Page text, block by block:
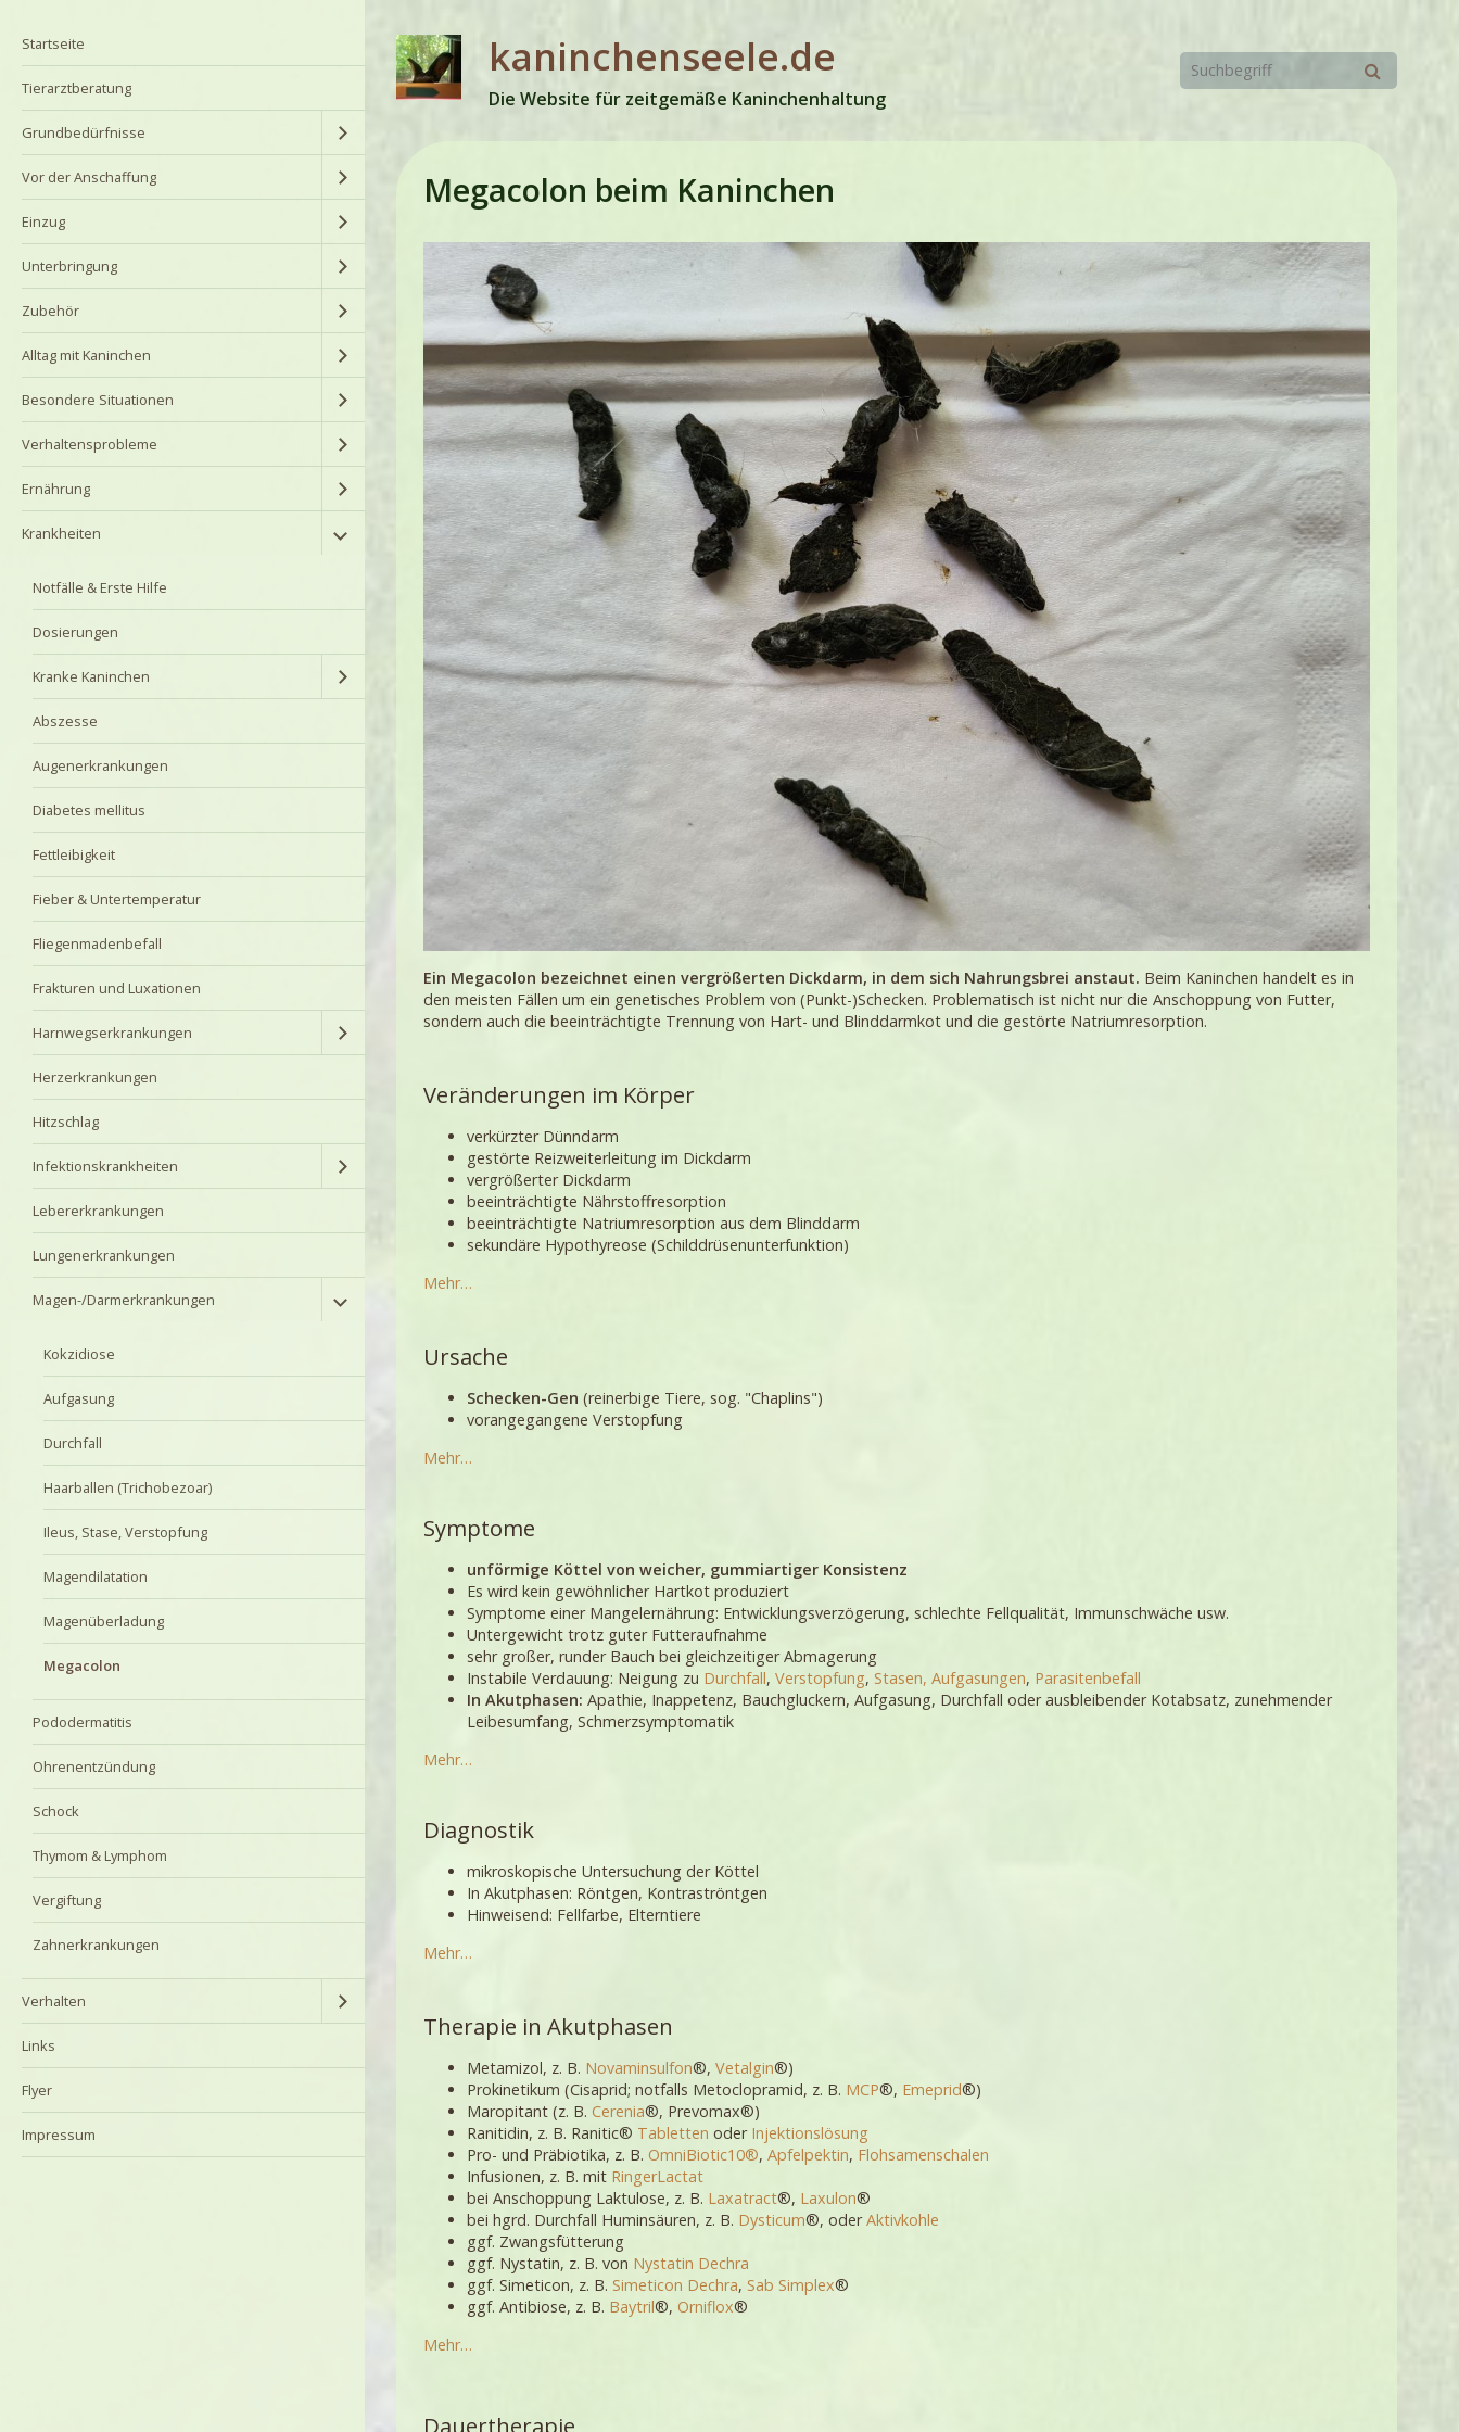
Startseite
Tierarztberatung
Grundbedürfnisse
Vor der Anschaffung
Einzug
Unterbringung
Zubehör
Alltag mit Kaninchen
Besondere Situationen
Verhaltensprobleme
Ernährung
Krankheiten
Notfälle & Erste Hilfe
Dosierungen
Kranke Kaninchen
Abszesse
Augenerkrankungen
Diabetes mellitus
Fettleibigkeit
Fieber & Untertemperatur
Fliegenmadenbefall
Frakturen und Luxationen
Harnwegserkrankungen
Herzerkrankungen
Hitzschlag
Infektionskrankheiten
Lebererkrankungen
Lungenerkrankungen
Magen-/Darmerkrankungen
Kokzidiose
Aufgasung
Durchfall
Haarballen (Trichobezoar)
Ileus, Stase, Verstopfung
Magendilatation
Magenüberladung
Megacolon
Pododermatitis
Ohrenentzündung
Schock
Thymom & Lymphom
Vergiftung
Zahnerkrankungen
Verhalten
Links
Flyer
Impressum
kaninchenseele.de
Die Website für zeitgemäße Kaninchenhaltung
Megacolon beim Kaninchen
Ein Megacolon bezeichnet einen vergrößerten Dickdarm, in dem sich Nahrungsbrei anstaut. Beim Kaninchen handelt es in
den meisten Fällen um ein genetisches Problem von (Punkt-)Schecken. Problematisch ist nicht nur die Anschoppung von Futter,
sondern auch die beeinträchtigte Trennung von Hart- und Blinddarmkot und die gestörte Natriumresorption.
Veränderungen im Körper
verkürzter Dünndarm
gestörte Reizweiterleitung im Dickdarm
vergrößerter Dickdarm
beeinträchtigte Nährstoffresorption
beeinträchtigte Natriumresorption aus dem Blinddarm
sekundäre Hypothyreose (Schilddrüsenunterfunktion)
Mehr…
Ursache
Schecken-Gen(reinerbige Tiere, sog. "Chaplins")
vorangegangene Verstopfung
Mehr…
Symptome
unförmige Köttel von weicher, gummiartiger Konsistenz
Es wird kein gewöhnlicher Hartkot produziert
Symptome einer Mangelernährung: Entwicklungsverzögerung, schlechte Fellqualität, Immunschwäche usw.
Untergewicht trotz guter Futteraufnahme
sehr großer, runder Bauch bei gleichzeitiger Abmagerung
Instabile Verdauung: Neigung zu Durchfall,Verstopfung, Stasen, Aufgasungen, Parasitenbefall
In Akutphasen: Apathie, Inappetenz, Bauchgluckern, Aufgasung, Durchfall oder ausbleibender Kotabsatz, zunehmender
Leibesumfang, Schmerzsymptomatik
Mehr…
Diagnostik
mikroskopische Untersuchung der Köttel
In Akutphasen: Röntgen, Kontraströntgen
Hinweisend: Fellfarbe, Elterntiere
Mehr…
Therapie in Akutphasen
Metamizol, z. B. Novaminsulfon®,Vetalgin®)
Prokinetikum (Cisaprid; notfalls Metoclopramid, z. B. MCP®, Emeprid®)
Maropitant (z. B. Cerenia®, Prevomax®)
Ranitidin, z. B. Ranitic® Tabletten oder Injektionslösung
Pro- und Präbiotika, z. B. OmniBiotic10®,Apfelpektin, Flohsamenschalen
Infusionen, z. B. mit RingerLactat
bei Anschoppung Laktulose, z. B. Laxatract®, Laxulon®
bei hgrd. Durchfall Huminsäuren, z. B. Dysticum®, oderAktivkohle
ggf. Zwangsfütterung
ggf. Nystatin, z. B. von Nystatin Dechra
ggf. Simeticon, z. B. Simeticon Dechra, Sab Simplex®
ggf. Antibiose, z. B. Baytril®, Orniflox®
Mehr…